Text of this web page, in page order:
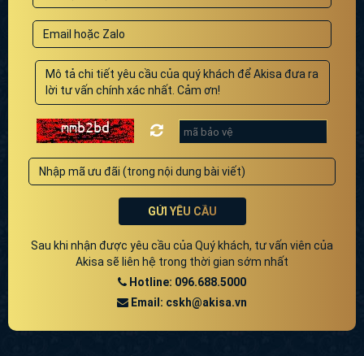
GỬI YÊU CẦU
Sau khi nhận được yêu cầu của Quý khách, tư vấn viên của
Akisa sẽ liên hệ trong thời gian sớm nhất
Hotline: 096.688.5000
Email: cskh@akisa.vn